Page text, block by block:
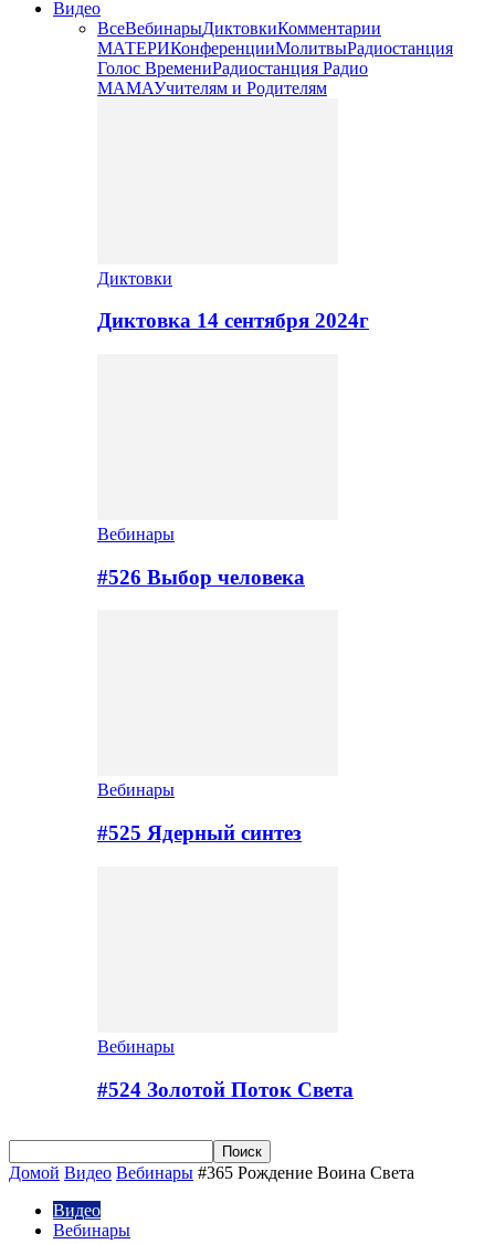
Видео
ВсеВебинарыДиктовкиКомментарии
МАТЕРИКонференцииМолитвыРадиостанция
Голос ВремениРадиостанция Радио
МАМАУчителям и Родителям
Диктовки
Диктовка 14 сентября 2024г
Вебинары
#526 Выбор человека
Вебинары
#525 Ядерный синтез
Вебинары
#524 Золотой Поток Cвета
Домой Видео Вебинары #365 Рождение Воина Света
Видео
Вебинары